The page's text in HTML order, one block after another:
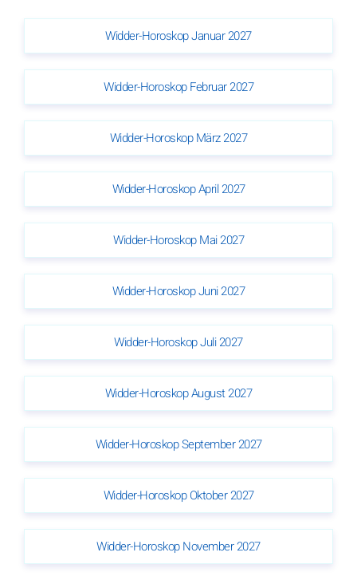
Widder-Horoskop Januar 2027
Widder-Horoskop Februar 2027
Widder-Horoskop März 2027
Widder-Horoskop April 2027
Widder-Horoskop Mai 2027
Widder-Horoskop Juni 2027
Widder-Horoskop Juli 2027
Widder-Horoskop August 2027
Widder-Horoskop September 2027
Widder-Horoskop Oktober 2027
Widder-Horoskop November 2027